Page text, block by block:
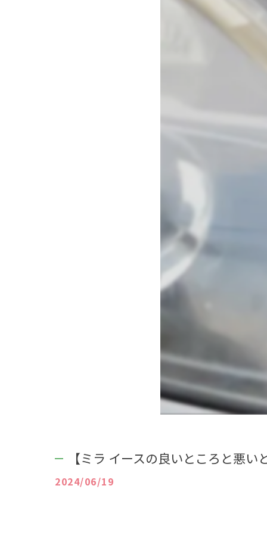
【ミラ イースの良いところと悪
2024/06/19